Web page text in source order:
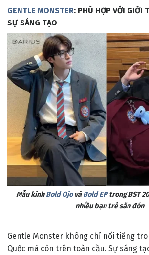
GENTLE MONSTER: PHÙ HỢP VỚI GIỚI
SỰ SÁNG TẠO
Mẫu kínhBold OjovàBold EPtrong BST
nhiều bạn trẻ săn đón
Gentle Monster không chỉ nổi tiếng
Quốc mà còn trên toàn cầu. Sự sáng